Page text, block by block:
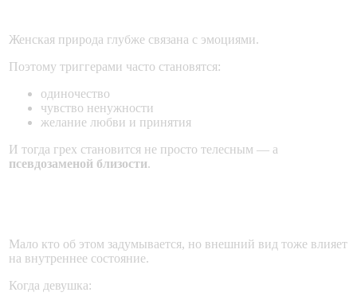
Женская природа глубже связана с эмоциями.
Поэтому триггерами часто становятся:
одиночество
чувство ненужности
желание любви и принятия
И тогда грех становится не просто телесным — а
псевдозаменой близости.
Мало кто об этом задумывается, но внешний вид тоже влияет
на внутреннее состояние.
Когда девушка: